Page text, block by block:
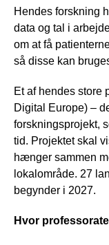
Hendes forskning
data og tal i
om at få
så disse kan
Et af hendes store
Digital Europe) –
forskningsprojekt,
tid. Projektet skal
hænger sammen
lokalområde. 27
begynder i 2027.
Hvor